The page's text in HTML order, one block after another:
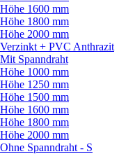
Höhe 1600 mm
Höhe 1800 mm
Höhe 2000 mm
Verzinkt + PVC Anthrazit
Mit Spanndraht
Höhe 1000 mm
Höhe 1250 mm
Höhe 1500 mm
Höhe 1600 mm
Höhe 1800 mm
Höhe 2000 mm
Ohne Spanndraht - S